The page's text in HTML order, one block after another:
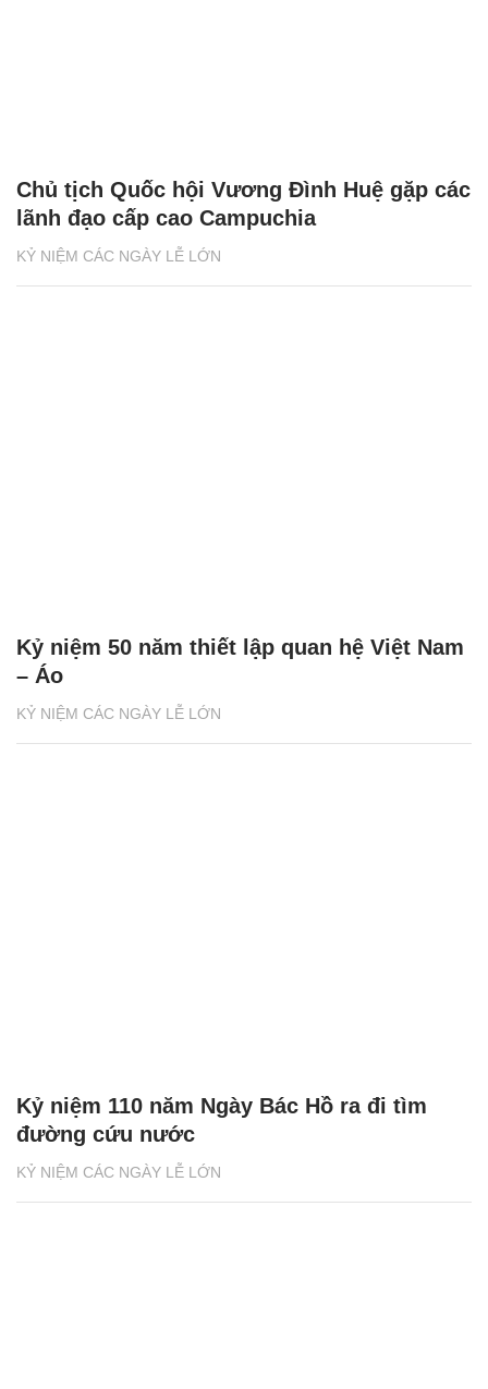
KỶ NIỆM CÁC NGÀY LỄ LỚN
Chủ tịch Quốc hội Vương Đình Huệ gặp các
lãnh đạo cấp cao Campuchia
KỶ NIỆM CÁC NGÀY LỄ LỚN
Kỷ niệm 50 năm thiết lập quan hệ Việt Nam
– Áo
KỶ NIỆM CÁC NGÀY LỄ LỚN
Kỷ niệm 110 năm Ngày Bác Hồ ra đi tìm
đường cứu nước